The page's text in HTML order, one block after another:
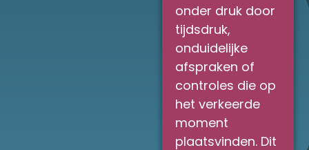
onder druk door
tijdsdruk,
onduidelijke
afspraken of
controles die op
het verkeerde
moment
plaatsvinden. Dit